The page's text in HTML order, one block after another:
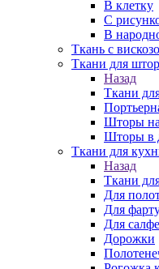
В клетку
С
В
Ткань с
Ткани для штор
Назад
Ткани
Шторы
Шторы в
Ткани для
Назад
Ткани
Для
Для
Для
Дорожки